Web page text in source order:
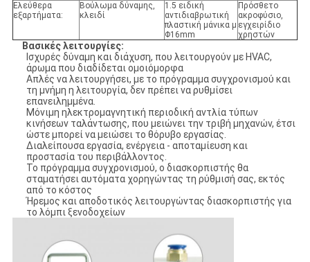
Ελεύθερα
εξαρτήματα:
Βούλωμα δύναμης,
κλειδί
1.5 ειδική
αντιδιαβρωτική
πλαστική μάνικα μ
Φ16mm
Πρόσθετο
ακροφύσιο,
εγχειρίδιο
χρηστών
Βασικές λειτουργίες:
Ισχυρές δύναμη και διάχυση, που λειτουργούν με HVAC,
άρωμα που διαδίδεται ομοιόμορφα
Απλές να λειτουργήσει, με το πρόγραμμα συγχρονισμού και
τη μνήμη η λειτουργία, δεν πρέπει να ρυθμίσει
επανειλημμένα.
Μόνιμη ηλεκτρομαγνητική περιοδική αντλία τύπων
κινήσεων ταλάντωσης, που μειώνει την τριβή μηχανών, έτσι
ώστε μπορεί να μειώσει το θόρυβο εργασίας.
Διαλείπουσα εργασία, ενέργεια - αποταμίευση και
προστασία του περιβάλλοντος.
Το πρόγραμμα συγχρονισμού, ο διασκορπιστής θα
σταματήσει αυτόματα χορηγώντας τη ρύθμισή σας, εκτός
από το κόστος
Ήρεμος και αποδοτικός λειτουργώντας διασκορπιστής για
το λόμπι ξενοδοχείων